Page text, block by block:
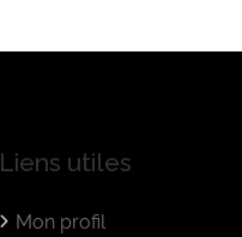
Liens utiles
Mon profil